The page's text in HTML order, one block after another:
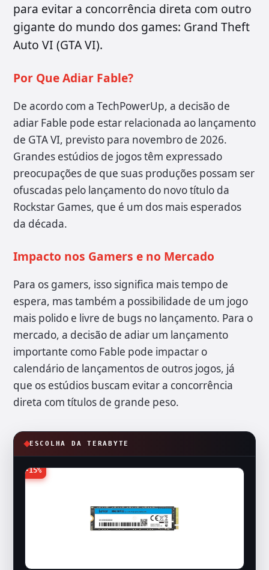
para evitar a concorrência direta com outro
gigante do mundo dos games: Grand Theft
Auto VI (GTA VI).
Por Que Adiar Fable?
De acordo com a TechPowerUp, a decisão de
adiar Fable pode estar relacionada ao lançamento
de GTA VI, previsto para novembro de 2026.
Grandes estúdios de jogos têm expressado
preocupações de que suas produções possam ser
ofuscadas pelo lançamento do novo título da
Rockstar Games, que é um dos mais esperados
da década.
Impacto nos Gamers e no Mercado
Para os gamers, isso significa mais tempo de
espera, mas também a possibilidade de um jogo
mais polido e livre de bugs no lançamento. Para o
mercado, a decisão de adiar um lançamento
importante como Fable pode impactar o
calendário de lançamentos de outros jogos, já
que os estúdios buscam evitar a concorrência
direta com títulos de grande peso.
ESCOLHA DA TERABYTE
-15%